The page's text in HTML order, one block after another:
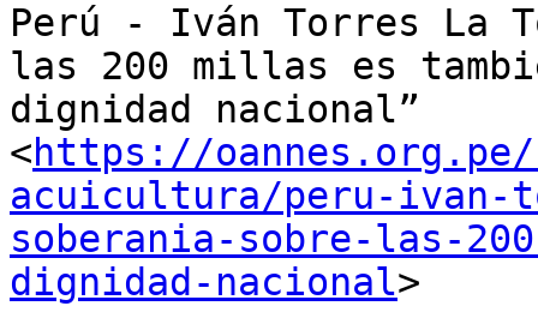
Perú - Iván Torres La
las 200 millas es
dignidad nacional”
<https://
acuicultura/peru-
soberania-sobre-las-
dignidad-nacional>